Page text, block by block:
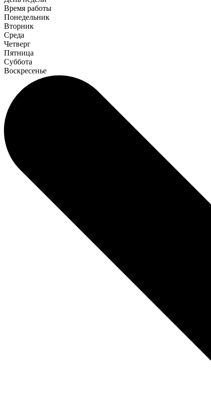
Время работы
Понедельник
Вторник
Среда
Четверг
Пятница
Суббота
Воскресенье